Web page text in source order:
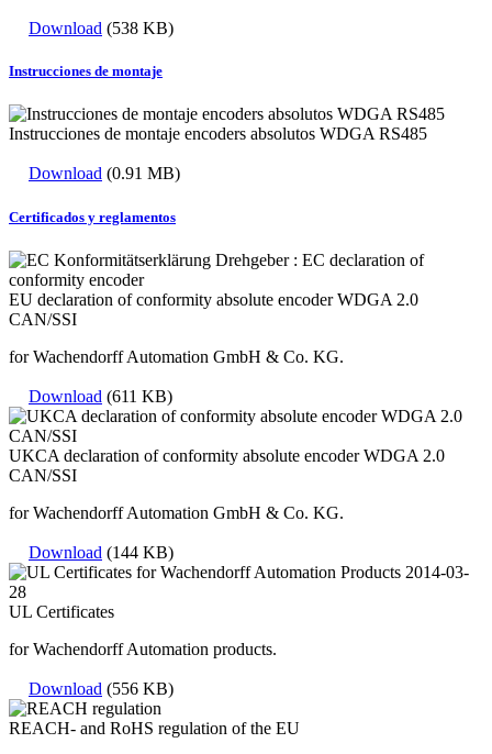
Download (538 KB)
Instrucciones de montaje
Instrucciones de montaje encoders absolutos WDGA RS485
Download (0.91 MB)
Certificados y reglamentos
EU declaration of conformity absolute encoder WDGA 2.0
CAN/SSI
for Wachendorff Automation GmbH & Co. KG.
Download (611 KB)
UKCA declaration of conformity absolute encoder WDGA 2.0
CAN/SSI
for Wachendorff Automation GmbH & Co. KG.
Download (144 KB)
UL Certificates
for Wachendorff Automation products.
Download (556 KB)
REACH- and RoHS regulation of the EU